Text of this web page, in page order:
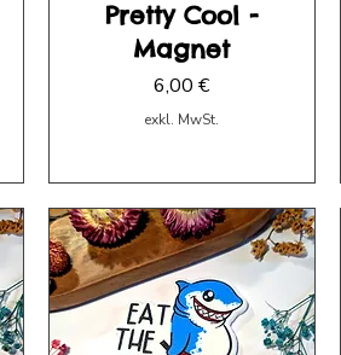
Pretty Cool -
Magnet
Preis
6,00 €
exkl. MwSt.